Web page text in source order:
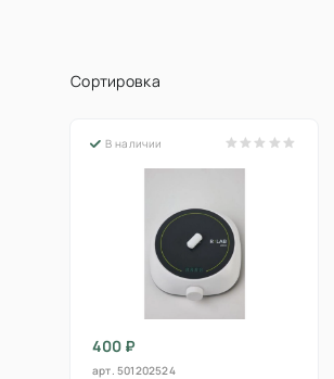
Сортировка
В наличии
400 ₽
арт. 501202524